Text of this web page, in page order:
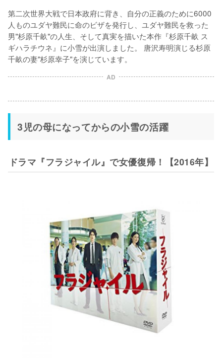
第二次世界大戦で日本政府に背き、自分の正義のために6000
人ものユダヤ難民に命のビザを発行し、ユダヤ難民を救った
男"杉原千畝"の人生、そして真実を描いた本作『杉原千畝 ス
ギハラチウネ』に小雪が出演しました。 唐沢寿明演じる杉原
千畝の妻"杉原幸子"を演じています。
AD
3児の母になってからの小雪の活躍
ドラマ『フラジャイル』で女優復帰！【2016年】